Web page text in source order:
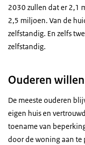
2030 zullen dat er 2,1
2,5 miljoen. Van de
zelfstandig. En zelfs
zelfstandig.
Ouderen
De meeste ouderen
eigen huis en
toename van
door de woning aan te